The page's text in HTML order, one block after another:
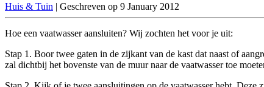
Huis & Tuin | Geschreven op 9 January 2012
Hoe een vaatwasser aansluiten? Wij zochten het voor je uit:
Stap 1. Boor twee gaten in de zijkant van de kast dat naast of
zal dichtbij het bovenste van de muur naar de vaatwasser toe